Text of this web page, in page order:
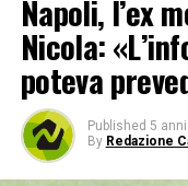
Napoli, l’ex
Nicola:
poteva
Published 5
By Redazione